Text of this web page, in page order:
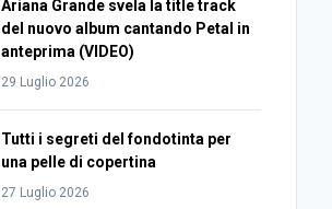
Ariana Grande svela la title track
del nuovo album cantando Petal in
anteprima (VIDEO)
29 Luglio 2026
Tutti i segreti del fondotinta per
una pelle di copertina
27 Luglio 2026